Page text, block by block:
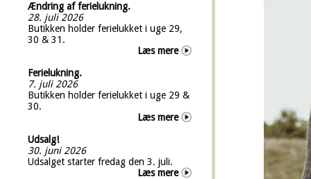
Ændring af ferielukning.
28. juli 2026
Butikken holder ferielukket i uge 29,
30 & 31.
Læs mere
Ferielukning.
7. juli 2026
Butikken holder ferielukket i uge 29 &
30.
Læs mere
Udsalg!
30. juni 2026
Udsalget starter fredag den 3. juli.
Læs mere